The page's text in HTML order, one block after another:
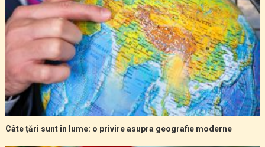
Câte țări sunt în lume: o privire asupra geografie moderne